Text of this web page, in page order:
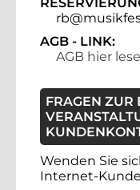
AGB - LINK:
AGB hier
FRAGEN ZUR
Wenden Sie
Internet-